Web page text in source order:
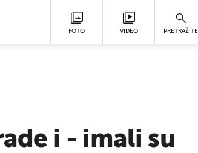
FOTO VIDEO PRETRAŽITE
i - imali su